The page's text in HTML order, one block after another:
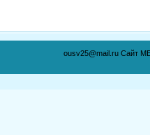
ousv25@mail.ru Сайт